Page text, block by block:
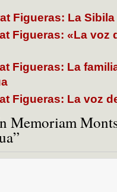
Figueras: La
Figueras: «La voz
Figueras: La
Figueras: La voz
Memoriam